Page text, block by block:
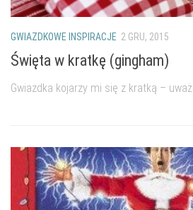
GWIAZDKOWE INSPIRACJE 2 GRU, 2015
Święta w kratkę (gingham)
Gwiazdka kojarzy mi się z kratką –